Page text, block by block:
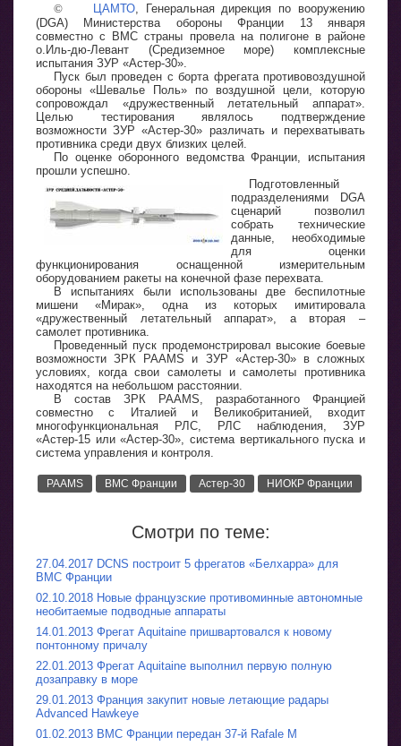
© ЦАМТО, Генеральная дирекция по вооружению
(DGA) Министерства обороны Франции 13 января
совместно с ВМС страны провела на полигоне в районе
о.Иль-дю-Левант (Средиземное море) комплексные
испытания ЗУР «Астер-30».
Пуск был проведен с борта фрегата противовоздушной
обороны «Шевалье Поль» по воздушной цели, которую
сопровождал «дружественный летательный аппарат».
Целью тестирования являлось подтверждение
возможности ЗУР «Астер-30» различать и перехватывать
противника среди двух близких целей.
По оценке оборонного ведомства Франции, испытания
прошли успешно.
Подготовленный
подразделениями DGA
сценарий позволил
собрать технические
данные, необходимые
для оценки
функционирования оснащенной измерительным
оборудованием ракеты на конечной фазе перехвата.
В испытаниях были использованы две беспилотные
мишени «Мирак», одна из которых имитировала
«дружественный летательный аппарат», а вторая –
самолет противника.
Проведенный пуск продемонстрировал высокие боевые
возможности ЗРК PAAMS и ЗУР «Астер-30» в сложных
условиях, когда свои самолеты и самолеты противника
находятся на небольшом расстоянии.
В состав ЗРК PAAMS, разработанного Францией
совместно с Италией и Великобританией, входит
многофункциональная РЛС, РЛС наблюдения, ЗУР
«Астер-15 или «Астер-30», система вертикального пуска и
система управления и контроля.
PAAMS ВМС Франции Астер-30 НИОКР Франции
Смотри по теме:
27.04.2017 DCNS построит 5 фрегатов «Белхарра» для
ВМС Франции
02.10.2018 Новые французские противоминные автономные
необитаемые подводные аппараты
14.01.2013 Фрегат Aquitaine пришвартовался к новому
понтонному причалу
22.01.2013 Фрегат Aquitaine выполнил первую полную
дозаправку в море
29.01.2013 Франция закупит новые летающие радары
Advanced Hawkeye
01.02.2013 ВМС Франции передан 37-й Rafale M